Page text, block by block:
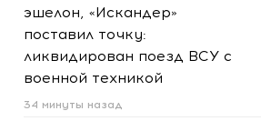
эшелон, «Искандер»
поставил точку:
ликвидирован поезд ВСУ с
военной техникой
34 минуты назад